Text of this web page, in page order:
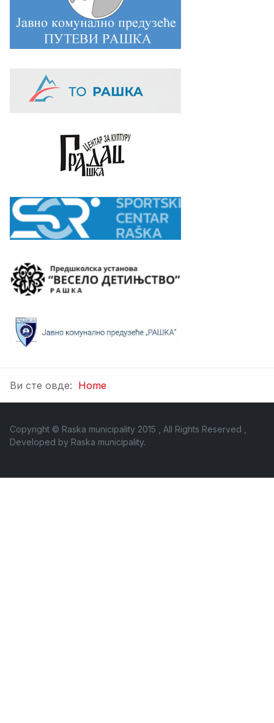
Ви сте овде: Home
Copyright © Raska municipality 2015 , All Rights Reserved ,
Developed by Raska municipality.